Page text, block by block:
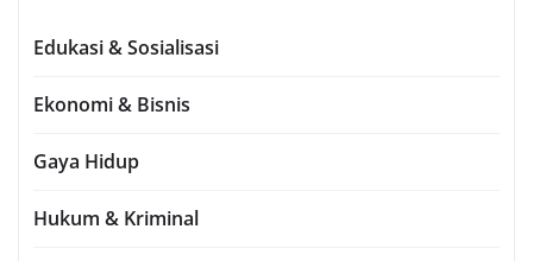
Edukasi & Sosialisasi
Ekonomi & Bisnis
Gaya Hidup
Hukum & Kriminal